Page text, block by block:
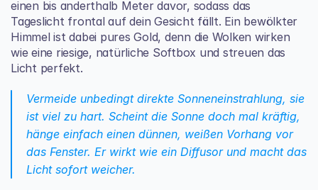
einen bis anderthalb Meter davor, sodass das
Tageslicht frontal auf dein Gesicht fällt. Ein bewölkter
Himmel ist dabei pures Gold, denn die Wolken wirken
wie eine riesige, natürliche Softbox und streuen das
Licht perfekt.
Vermeide unbedingt direkte Sonneneinstrahlung, sie
ist viel zu hart. Scheint die Sonne doch mal kräftig,
hänge einfach einen dünnen, weißen Vorhang vor
das Fenster. Er wirkt wie ein Diffusor und macht das
Licht sofort weicher.